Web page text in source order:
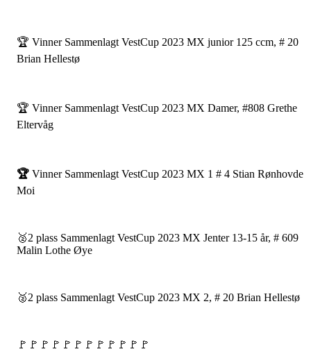
🏆 Vinner Sammenlagt VestCup 2023 MX junior 125 ccm, # 20
Brian Hellestø
🏆 Vinner Sammenlagt VestCup 2023 MX Damer, #808 Grethe
Eltervåg
🏆 Vinner Sammenlagt VestCup 2023 MX 1 # 4 Stian Rønhovde
Moi
🥈2 plass Sammenlagt VestCup 2023 MX Jenter 13-15 år, # 609
Malin Lothe Øye
🥈2 plass Sammenlagt VestCup 2023 MX 2, # 20 Brian Hellestø
🚩🚩🚩🚩🚩🚩🚩🚩🚩🚩🚩🚩